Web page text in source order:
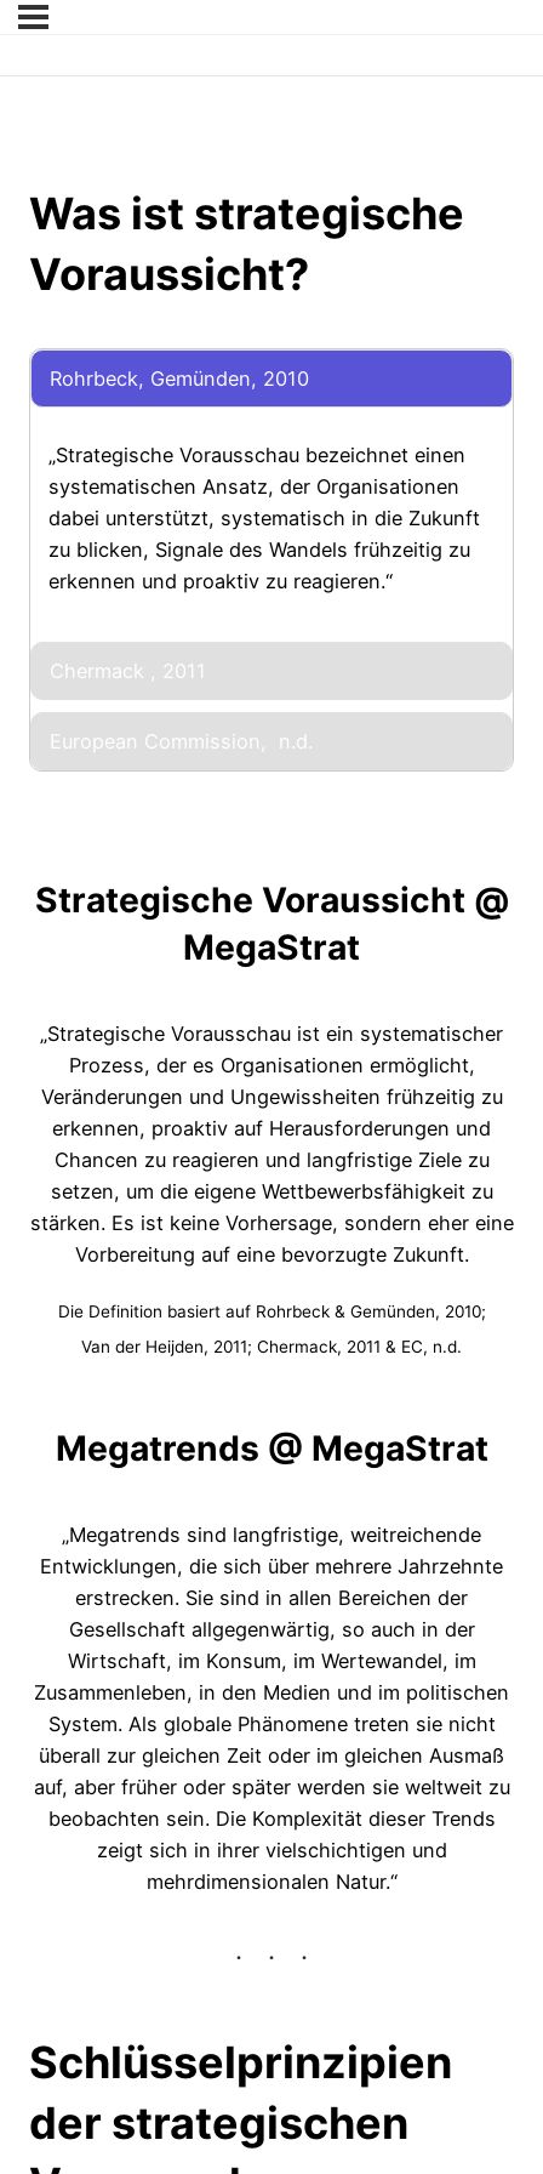
Was ist strategische
Voraussicht?
Rohrbeck, Gemünden, 2010
„Strategische Vorausschau bezeichnet einen
systematischen Ansatz, der Organisationen
dabei unterstützt, systematisch in die Zukunft
zu blicken, Signale des Wandels frühzeitig zu
erkennen und proaktiv zu reagieren.“
Chermack , 2011
European Commission, n.d.
Strategische Voraussicht @
MegaStrat
„Strategische Vorausschau ist ein systematischer
Prozess, der es Organisationen ermöglicht,
Veränderungen und Ungewissheiten frühzeitig zu
erkennen, proaktiv auf Herausforderungen und
Chancen zu reagieren und langfristige Ziele zu
setzen, um die eigene Wettbewerbsfähigkeit zu
stärken. Es ist keine Vorhersage, sondern eher eine
Vorbereitung auf eine bevorzugte Zukunft.
Die Definition basiert auf Rohrbeck & Gemünden, 2010;
Van der Heijden, 2011; Chermack, 2011 & EC, n.d.
Megatrends @ MegaStrat
„Megatrends sind langfristige, weitreichende
Entwicklungen, die sich über mehrere Jahrzehnte
erstrecken. Sie sind in allen Bereichen der
Gesellschaft allgegenwärtig, so auch in der
Wirtschaft, im Konsum, im Wertewandel, im
Zusammenleben, in den Medien und im politischen
System. Als globale Phänomene treten sie nicht
überall zur gleichen Zeit oder im gleichen Ausmaß
auf, aber früher oder später werden sie weltweit zu
beobachten sein. Die Komplexität dieser Trends
zeigt sich in ihrer vielschichtigen und
mehrdimensionalen Natur.“
Schlüsselprinzipien
der strategischen